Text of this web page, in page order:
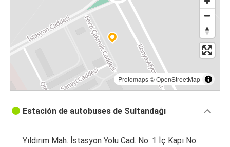
Protomaps©OpenStreetMap
Estación de autobuses de Sultandağı
Yıldırım Mah. İstasyon Yolu Cad. No: 1 İç Kapı No: